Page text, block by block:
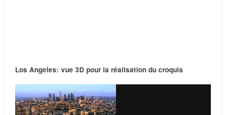
Los Angeles: vue 3D pour la réalisation du croquis